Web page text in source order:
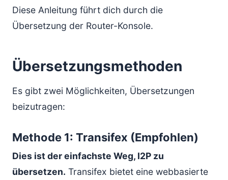
Diese Anleitung führt dich durch die
Übersetzung der Router-Konsole.
Übersetzungsmethoden
Es gibt zwei Möglichkeiten, Übersetzungen
beizutragen:
Methode 1: Transifex (Empfohlen)
Dies ist der einfachste Weg, I2P zu
übersetzen. Transifex bietet eine webbasierte